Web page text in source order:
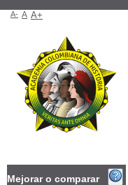
A- A A+
Mejorar o comparar